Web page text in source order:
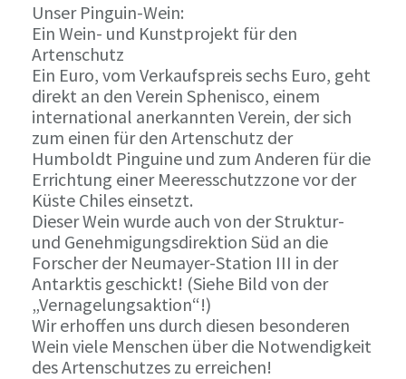
Unser Pinguin-Wein:
Ein Wein- und Kunstprojekt für den
Artenschutz
Ein Euro, vom Verkaufspreis sechs Euro, geht
direkt an den Verein Sphenisco, einem
international anerkannten Verein, der sich
zum einen für den Artenschutz der
Humboldt Pinguine und zum Anderen für die
Errichtung einer Meeresschutzzone vor der
Küste Chiles einsetzt.
Dieser Wein wurde auch von der Struktur-
und Genehmigungsdirektion Süd an die
Forscher der Neumayer-Station III in der
Antarktis geschickt! (Siehe Bild von der
„Vernagelungsaktion“!)
Wir erhoffen uns durch diesen besonderen
Wein viele Menschen über die Notwendigkeit
des Artenschutzes zu erreichen!